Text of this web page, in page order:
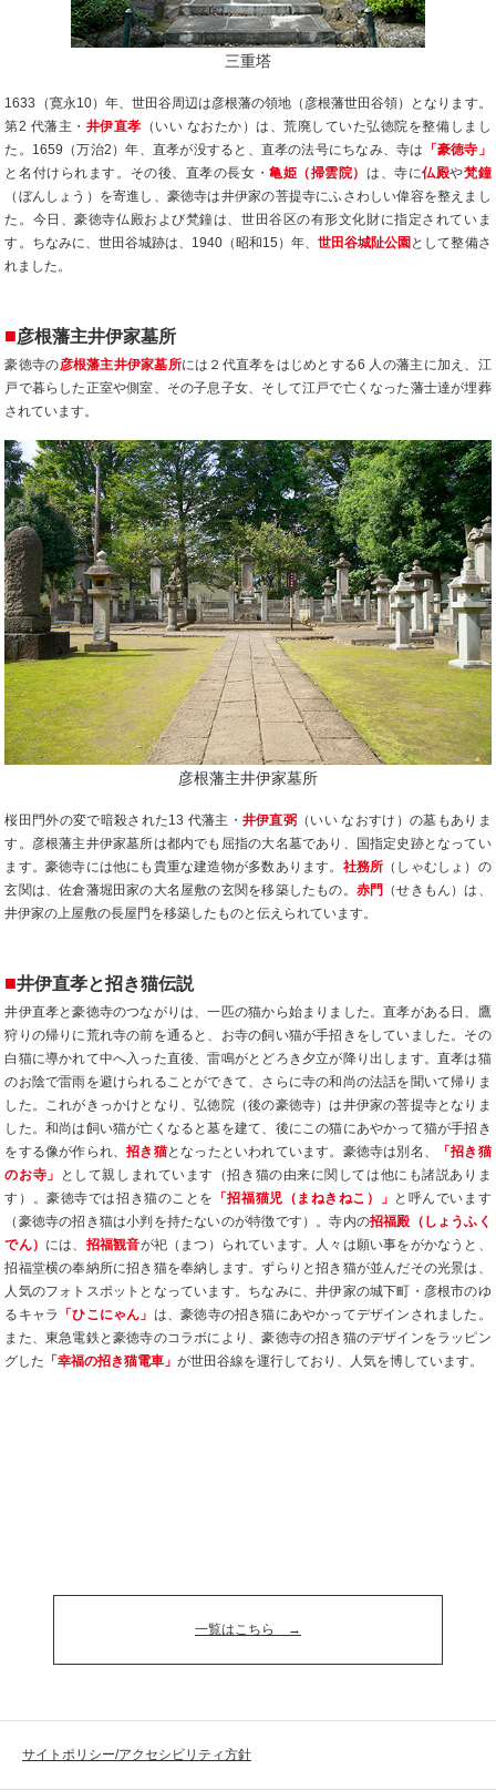
三重塔
1633（寛永10）年、世田谷周辺は彦根藩の領地（彦根藩世田谷領）となります。
第2 代藩主・ 井伊直孝 （いい なおたか）は、荒廃していた弘徳院を整備しまし
た。1659（万治2）年、直孝が没すると、直孝の法号にちなみ、寺は
「豪徳寺」
と名付けられます。その後、直孝の長女・亀姫（掃雲院）は、寺に仏殿や梵鐘
（ぼんしょう）を寄進し、豪徳寺は井伊家の菩提寺にふさわしい偉容を整えまし
た。今日、豪徳寺仏殿および梵鐘は、世田谷区の有形文化財に指定されていま
す。ちなみに、世田谷城跡は、1940（昭和15）年、世田谷城阯公園 として整備さ
れました。
■彦根藩主井伊家墓所
豪徳寺の彦根藩主井伊家墓所には２代直孝をはじめとする6 人の藩主に加え、江
戸で暮らした正室や側室、その子息子女、そして江戸で亡くなった藩士達が埋葬
されています。
彦根藩主井伊家墓所
桜田門外の変で暗殺された13 代藩主・ 井伊直弼 （いい なおすけ）の墓もありま
す。彦根藩主井伊家墓所は都内でも屈指の大名墓であり、国指定史跡となってい
ます。豪徳寺には他にも貴重な建造物が多数あります。 社務所 （しゃむしょ）の
玄関は、佐倉藩堀田家の大名屋敷の玄関を移築したもの。 赤門
（せきもん）は、
井伊家の上屋敷の長屋門を移築したものと伝えられています。
■井伊直孝と招き猫伝説
井伊直孝と豪徳寺のつながりは、一匹の猫から始まりました。直孝がある日、鷹
狩りの帰りに荒れ寺の前を通ると、お寺の飼い猫が手招きをしていました。その
白猫に導かれて中へ入った直後、雷鳴がとどろき夕立が降り出します。直孝は猫
のお陰で雷雨を避けられることができて、さらに寺の和尚の法話を聞いて帰りま
した。これがきっかけとなり、弘徳院（後の豪徳寺）は井伊家の菩提寺となりま
した。和尚は飼い猫が亡くなると墓を建て、後にこの猫にあやかって猫が手招き
をする像が作られ、招き猫となったといわれています。豪徳寺は別名、
「招き猫
のお寺」
として親しまれています（招き猫の由来に関しては他にも諸説ありま
す）。豪徳寺では招き猫のことを
「招福猫児（まねきねこ）」 と呼んでいます
（豪徳寺の招き猫は小判を持たないのが特徴です）。寺内の招福殿（しょうふく
でん） には、 招福観音が祀（まつ）られています。人々は願い事をがかなうと、
招福堂横の奉納所に招き猫を奉納します。ずらりと招き猫が並んだその光景は、
人気のフォトスポットとなっています。ちなみに、井伊家の城下町・彦根市のゆ
るキャラ
「ひこにゃん」 は、豪徳寺の招き猫にあやかってデザインされました。
また、東急電鉄と豪徳寺のコラボにより、豪徳寺の招き猫のデザインをラッピン
グした 「幸福の招き猫電車」が世田谷線を運行しており、人気を博しています。
一覧はこちら
サイトポリシー/アクセシビリティ方針